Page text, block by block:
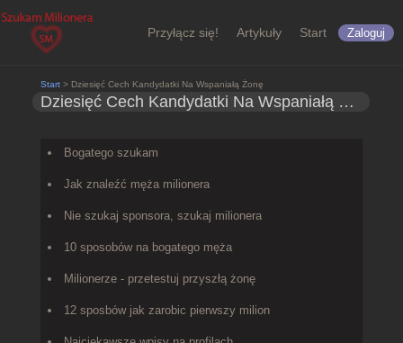
Przyłącz się! Artykuły Start Zaloguj
Start> Dziesięć Cech Kandydatki Na Wspaniałą Żonę
Dziesięć Cech Kandydatki Na Wspaniałą Żonę
Bogatego szukam
Jak znaleźć męża milionera
Nie szukaj sponsora, szukaj milionera
10 sposobów na bogatego męża
Milionerze - przetestuj przyszłą żonę
12 sposbów jak zarobic pierwszy milion